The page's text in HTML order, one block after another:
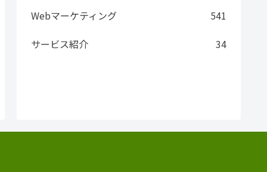
Webマーケティング
541
サービス紹介
34